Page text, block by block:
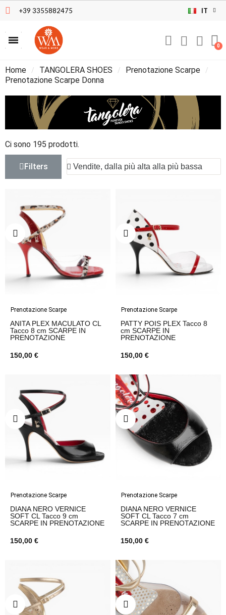
+39 3355882475 IT
Home TANGOLERA SHOES
Prenotazione Scarpe
Prenotazione Scarpe Donna
Ci sono 195 prodotti.
Filters
Prenotazione Scarpe
ANITA PLEX MACULATO CL
Tacco 8 cm SCARPE IN
PRENOTAZIONE
150,00 €
Prenotazione Scarpe
PATTY POIS PLEX Tacco 8
cm SCARPE IN
PRENOTAZIONE
150,00 €
Prenotazione Scarpe
DIANA NERO VERNICE
SOFT CL Tacco 9 cm
SCARPE IN PRENOTAZIONE
150,00 €
Prenotazione Scarpe
DIANA NERO VERNICE
SOFT CL Tacco 7 cm
SCARPE IN PRENOTAZIONE
150,00 €